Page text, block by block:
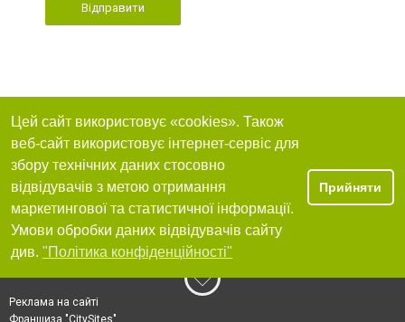
Відправити
Цей сайт використовує «cookies». Також
веб-сайт використовує інтернет-сервіс для
збору технічних даних стосовно
відвідувачів з метою отримання
маркетингової та статистичної інформації.
Умови обробки даних відвідувачів сайту
див. "Політика конфіденційності"
Прийняти
Реклама на сайті
Франшиза "CitySites"